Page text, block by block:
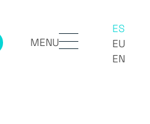
MENU
ES
EU
EN